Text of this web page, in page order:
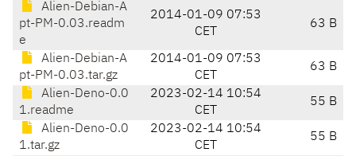
Alien-Debian-A
pt-PM-0.03.readm
e
2014-01-09 07:53
CET
63 B
Alien-Debian-A
pt-PM-0.03.tar.gz
2014-01-09 07:53
CET
63 B
Alien-Deno-0.0
1.readme
2023-02-14 10:54
CET
55 B
Alien-Deno-0.0
1.tar.gz
2023-02-14 10:54
CET
55 B